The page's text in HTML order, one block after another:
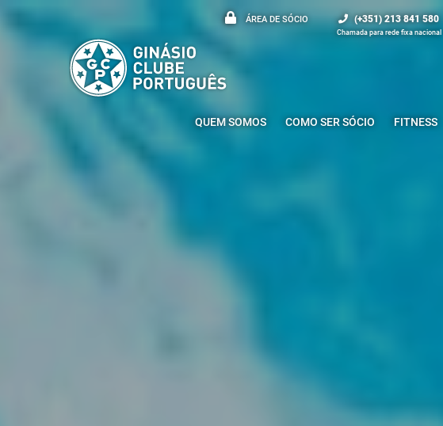
ÁREA DE SÓCIO (+351) 213 841 580
Chamada para rede fixa nacional
QUEM SOMOS COMO SER SÓCIO FITNESS